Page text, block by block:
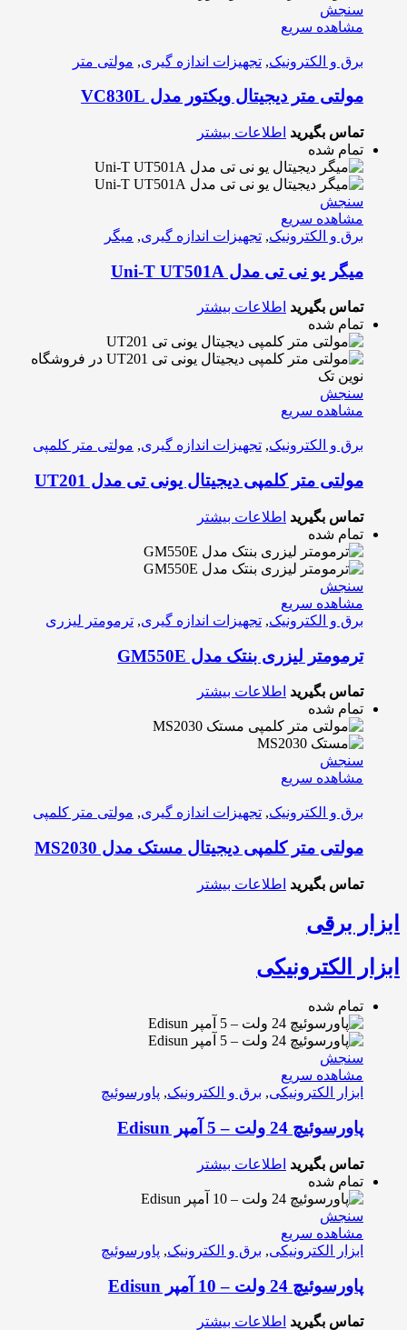
سنجش
مشاهده سریع
برق و الکترونیک, تجهیزات اندازه گیری, مولتی متر
مولتی متر دیجیتال ویکتور مدل VC830L
تماس بگیرید اطلاعات بیشتر
تمام شده
سنجش
مشاهده سریع
برق و الکترونیک, تجهیزات اندازه گیری, میگر
میگر یو نی تی مدل Uni-T UT501A
تماس بگیرید اطلاعات بیشتر
تمام شده
سنجش
مشاهده سریع
برق و الکترونیک, تجهیزات اندازه گیری, مولتی متر کلمپی
مولتی متر کلمپی دیجیتال یونی تی مدل UT201
تماس بگیرید اطلاعات بیشتر
تمام شده
سنجش
مشاهده سریع
برق و الکترونیک, تجهیزات اندازه گیری, ترمومتر لیزری
ترمومتر لیزری بنتک مدل GM550E
تماس بگیرید اطلاعات بیشتر
تمام شده
سنجش
مشاهده سریع
برق و الکترونیک, تجهیزات اندازه گیری, مولتی متر کلمپی
مولتی متر کلمپی دیجیتال مستک مدل MS2030
تماس بگیرید اطلاعات بیشتر
ابزار برقی
ابزار الکترونیکی
تمام شده
سنجش
مشاهده سریع
ابزار الکترونیکی, برق و الکترونیک, پاورسوئیچ
پاورسوئیچ 24 ولت – 5 آمپر Edisun
تماس بگیرید اطلاعات بیشتر
تمام شده
سنجش
مشاهده سریع
ابزار الکترونیکی, برق و الکترونیک, پاورسوئیچ
پاورسوئیچ 24 ولت – 10 آمپر Edisun
تماس بگیرید اطلاعات بیشتر